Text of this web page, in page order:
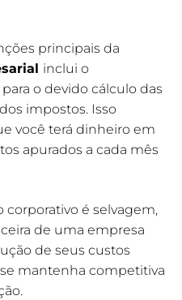
principais da
inclui o
para o devido cálculo das
impostos. Isso
você terá dinheiro em
apurados a cada mês
é selvagem,
de uma empresa
de seus custos
mantenha competitiva